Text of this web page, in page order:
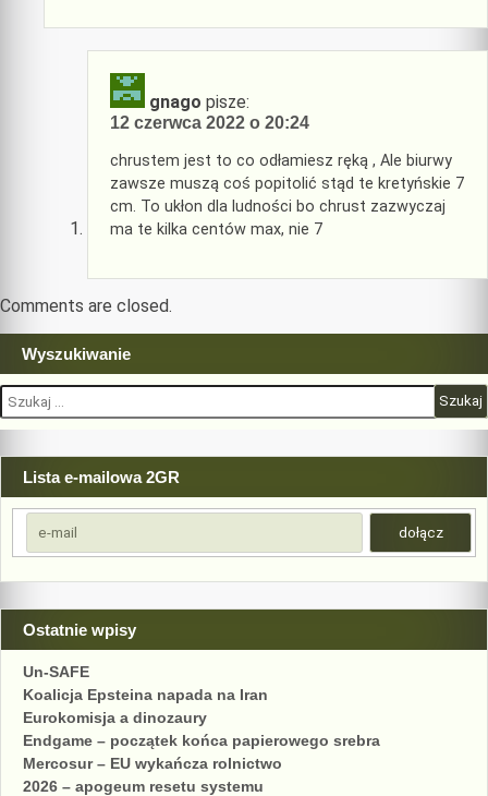
gnago pisze:
12 czerwca 2022 o 20:24
chrustem jest to co odłamiesz ręką , Ale biurwy
zawsze muszą coś popitolić stąd te kretyńskie 7
cm. To ukłon dla ludności bo chrust zazwyczaj
ma te kilka centów max, nie 7
Comments are closed.
Wyszukiwanie
Szukaj:
Lista e-mailowa 2GR
Ostatnie wpisy
Un-SAFE
Koalicja Epsteina napada na Iran
Eurokomisja a dinozaury
Endgame – początek końca papierowego srebra
Mercosur – EU wykańcza rolnictwo
2026 – apogeum resetu systemu